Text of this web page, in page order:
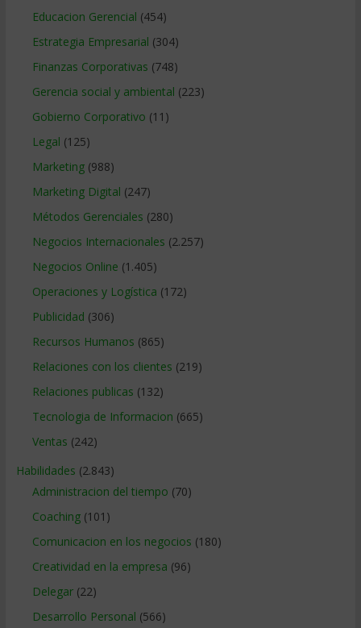
Educacion Gerencial (454)
Estrategia Empresarial (304)
Finanzas Corporativas (748)
Gerencia social y ambiental (223)
Gobierno Corporativo (11)
Legal (125)
Marketing(988)
Marketing Digital (247)
Métodos Gerenciales (280)
Negocios Internacionales (2.257)
Negocios Online (1.405)
Operaciones y Logística (172)
Publicidad (306)
Recursos Humanos (865)
Relaciones con los clientes (219)
Relaciones publicas (132)
Tecnologia de Informacion (665)
Ventas (242)
Habilidades (2.843)
Administracion del tiempo (70)
Coaching(101)
Comunicacion en los negocios (180)
Creatividad en la empresa (96)
Delegar(22)
Desarrollo Personal (566)